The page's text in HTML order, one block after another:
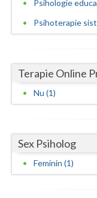
Sibiu
Suceava
Timis
Tulcea
Psihologie
Psihoterapie
Terapie Online
Nu (1)
Sex Psiholog
Feminin (1)